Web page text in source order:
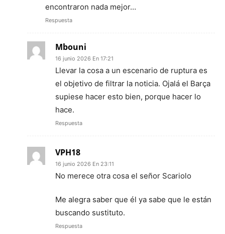
encontraron nada mejor…
Respuesta
Mbouni
16 junio 2026 En 17:21
Llevar la cosa a un escenario de ruptura es
el objetivo de filtrar la noticia. Ojalá el Barça
supiese hacer esto bien, porque hacer lo
hace.
Respuesta
VPH18
16 junio 2026 En 23:11
No merece otra cosa el señor Scariolo
Me alegra saber que él ya sabe que le están
buscando sustituto.
Respuesta